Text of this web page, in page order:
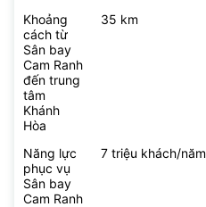
Khoảng
cách từ
Sân bay
Cam Ranh
đến trung
tâm
Khánh
Hòa
35 km
Năng lực
phục vụ
Sân bay
Cam Ranh
7 triệu khách/năm